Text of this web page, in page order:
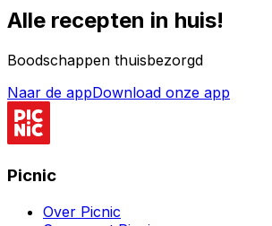
Alle recepten in huis!
Boodschappen thuisbezorgd
Naar de appDownload onze app
Picnic
Over Picnic